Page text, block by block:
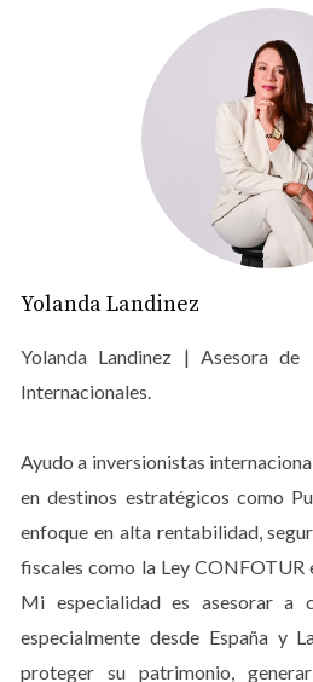
Algunos de los riesgos más
quienes compran sobre planos
Títulos de propiedad no
puede no ser el verdadero
puede tener gravámenes
Permisos de construcción
un proyecto sin permisos
Contratos ambiguos:
al comprador.
Pagos sin garantías:
Por qué la falta de
es tan costosa
Cuando un inversionista decide
legal o sin verificar títulos,
expone de diversas maneras:
Yolanda Landinez
Yolanda Landinez | Asesora de
Internacionales.
Ayudo a inversionistas
en destinos estratégicos como
enfoque en alta rentabilidad,
fiscales como la Ley CONFOTUR
Mi especialidad es asesorar a
especialmente desde España y
proteger su patrimonio,